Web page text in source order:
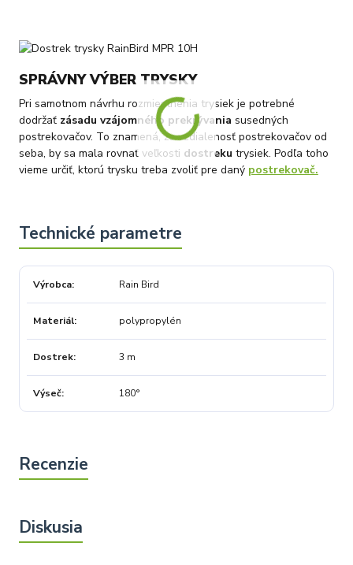
SPRÁVNY VÝBER TRYSKY
Pri samotnom návrhu rozmiestnenia trysiek je potrebné
dodržať zásadu vzájomného prekrývania susedných
postrekovačov. To znamená, že vzdialenosť postrekovačov od
seba, by sa mala rovnať veľkosti dostreku trysiek. Podľa toho
vieme určiť, ktorú trysku treba zvoliť pre daný postrekovač.
Výrobca Rain Bird
Materiál polypropylén
Dostrek 3 m
Výseč 180°